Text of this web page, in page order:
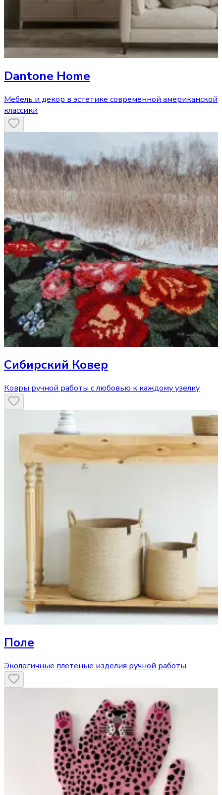
Dantone Home
Мебель и декор в эстетике современной американской
классики
Сибирский Ковер
Ковры ручной работы с любовью к каждому узелку
Поле
Экологичные плетеные изделия ручной работы